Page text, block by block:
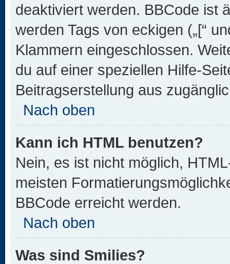
deaktiviert werden. BBCode ist
werden Tags von eckigen („[“
Klammern eingeschlossen.
du auf einer speziellen Hilfe-
Beitragserstellung aus
Nach oben
Kann ich HTML benutzen?
Nein, es ist nicht möglich,
meisten
BBCode erreicht werden.
Nach oben
Was sind Smilies?